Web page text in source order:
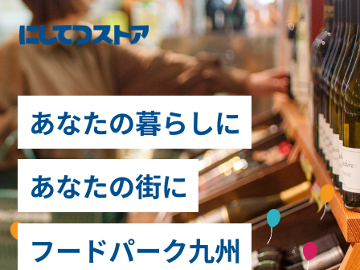
あなたの暮らしに
あなたの街に
フードパーク九州